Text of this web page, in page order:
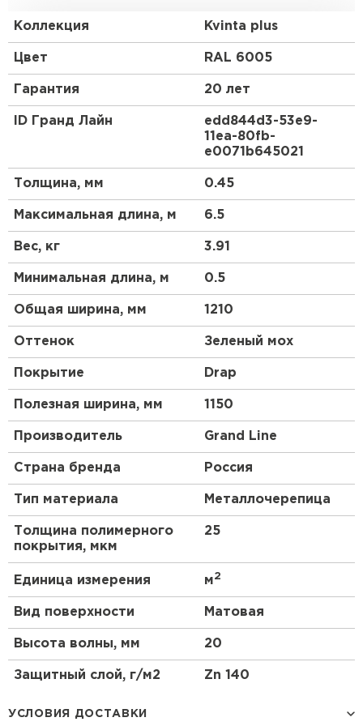
домиками.
Преимущества:
Геометрия волны и высота ступеньки 30 мм
повторяют профиль натуральной черепицы.
3D рез, повторяющий геометрию волны.
Менее заметны горизонтальные стыки.
Коллекция Kvinta plus
Цвет RAL 6005
Гарантия 20 лет
ID Гранд Лайн
edd844d3-53e9-
11ea-80fb-
e0071b645021
Толщина, мм 0.45
Максимальная длина, м 6.5
Вес, кг 3.91
Минимальная длина, м 0.5
Общая ширина, мм 1210
Оттенок Зеленый мох
Покрытие Drap
Полезная ширина, мм 1150
Производитель Grand Line
Страна бренда Россия
Тип материала Металлочерепица
Толщина полимерного
покрытия, мкм
25
Единица измерения м2
Вид поверхности Матовая
Высота волны, мм 20
Защитный слой, г/м2 Zn 140
УСЛОВИЯ ДОСТАВКИ